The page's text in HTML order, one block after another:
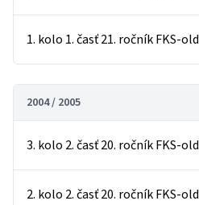
1. kolo 1. časť 21. ročník FKS-old
2004 / 2005
3. kolo 2. časť 20. ročník FKS-old
2. kolo 2. časť 20. ročník FKS-old